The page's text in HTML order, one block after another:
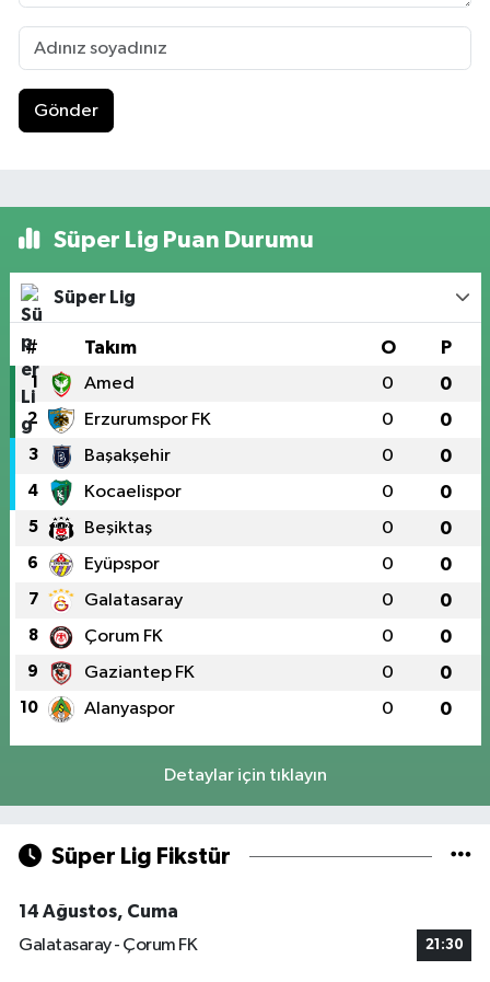
Gönder
Süper Lig Puan Durumu
Süper Lig
# Takım O P
1 Amed 0 0
2 Erzurumspor FK 0 0
3 Başakşehir 0 0
4 Kocaelispor 0 0
5 Beşiktaş 0 0
6 Eyüpspor 0 0
7 Galatasaray 0 0
8 Çorum FK 0 0
9 Gaziantep FK 0 0
10 Alanyaspor 0 0
Detaylar için tıklayın
Süper Lig Fikstür
14 Ağustos, Cuma
Galatasaray - Çorum FK
21:30